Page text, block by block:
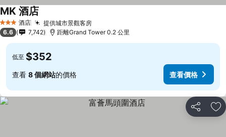
3 星級 酒店 提供城市景觀客房
MK 酒店
6.6 7,742 距離Grand Tower 0.2 公里
低至 $352
查看 8 個網站的價格 查看價格
分享 放